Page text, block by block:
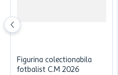
Figurina colectionabila
fotbalist C.M 2026